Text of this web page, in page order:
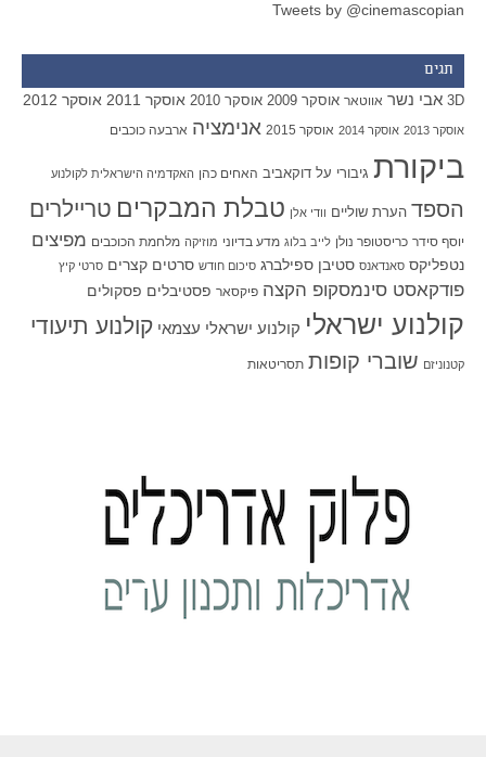
Tweets by @cinemascopian
תגים
3D אבי נשר אווטאר אוסקר 2009 אוסקר 2010 אוסקר 2011 אוסקר 2012
אוסקר 2013 אוסקר 2014 אוסקר 2015 אנימציה ארבעה כוכבים
ביקורת גיבורי על דוקאביב האחים כהן האקדמיה הישראלית לקולנוע
הספד הערת שוליים וודי אלן טבלת המבקרים טריילרים
יוסף סידר כריסטופר נולן לייב בלוג מדע בדיוני מוזיקה מלחמת הכוכבים מפיצים
נטפליקס סאנדאנס סטיבן ספילברג סיכום חודש סרטים קצרים סרטי קיץ
פודקאסט סינמסקופ הקצה פיקסאר פסטיבלים פסקולים
קולנוע ישראלי קולנוע ישראלי עצמאי קולנוע תיעודי
קטנוניזם שוברי קופות תסריטאות